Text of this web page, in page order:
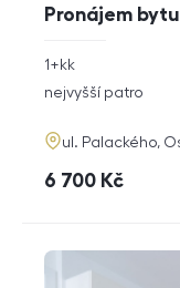
Pronájem
rozměry
dispozice
1+kk
funkce
nejvyšší patro
adresa
ul. Palackého,
cena
6 700 Kč